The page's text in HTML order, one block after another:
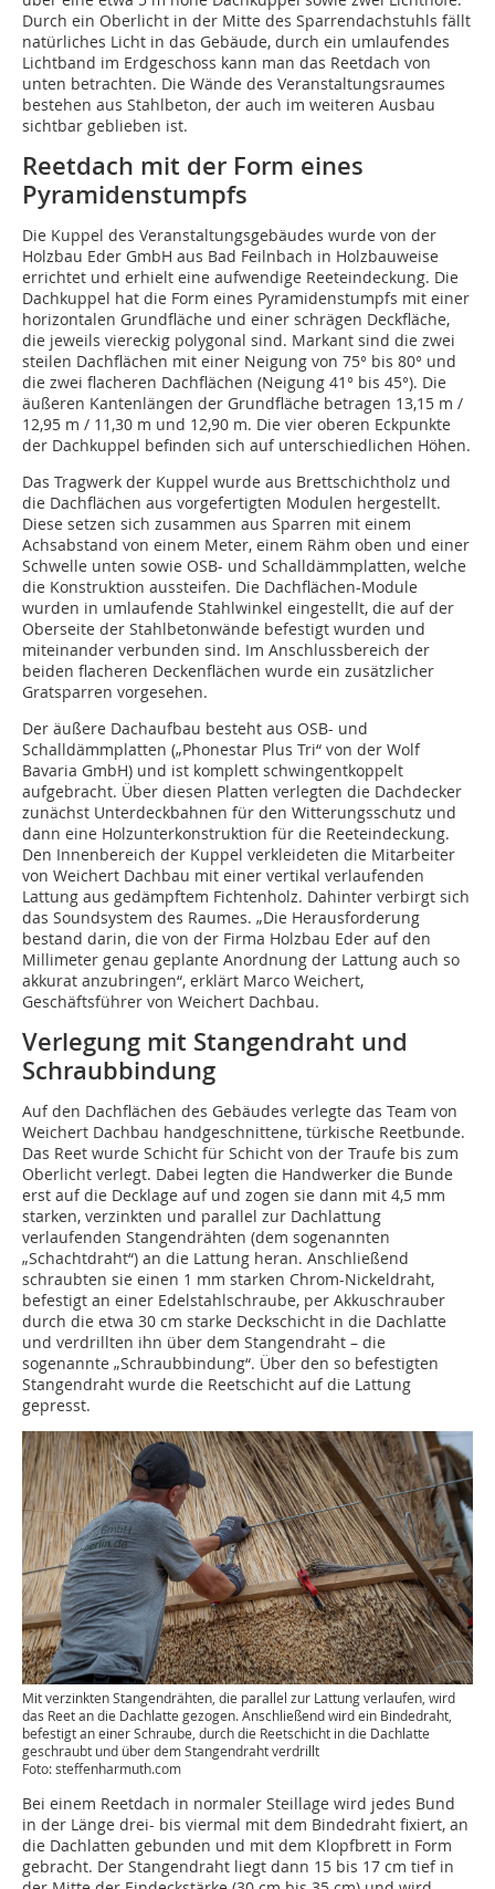
Durch ein Oberlicht in der Mitte des Sparrendachstuhls fällt
natürliches Licht in das Gebäude, durch ein umlaufendes
Lichtband im Erdgeschoss kann man das Reetdach von
unten betrachten. Die Wände des Veranstaltungsraumes
bestehen aus Stahlbeton, der auch im weiteren Ausbau
sichtbar geblieben ist.
Reetdach mit der Form eines
Pyramidenstumpfs
Die Kuppel des Veranstaltungsgebäudes wurde von der
Holzbau Eder GmbH aus Bad Feilnbach in Holzbauweise
errichtet und erhielt eine aufwendige Reeteindeckung. Die
Dachkuppel hat die Form eines Pyramidenstumpfs mit einer
horizontalen Grundfläche und einer schrägen Deckfläche,
die jeweils ­viereckig polygonal sind. Markant sind die zwei
steilen Dachflächen mit einer Neigung von 75° bis 80° und
die zwei flacheren Dachflächen (Neigung 41° bis 45°). Die
äußeren Kantenlängen der Grundfläche betragen 13,15 m /
12,95 m / 11,30 m und 12,90 m. Die vier oberen Eckpunkte
der Dachkuppel befinden sich auf unterschiedlichen Höhen.
Das Tragwerk der Kuppel wurde aus Brettschichtholz und
die Dachflächen aus vorgefertigten Modulen hergestellt.
Diese setzen sich zusammen aus Sparren mit einem
Achsabstand von einem Meter, einem Rähm oben und einer
Schwelle unten sowie OSB- und Schalldämmplatten, welche
die Konstruktion aussteifen. Die Dachflächen-Module
wurden in umlaufende Stahlwinkel eingestellt, die auf der
Oberseite der Stahlbetonwände befestigt wurden und
miteinander verbunden sind. Im Anschlussbereich der
beiden flacheren Deckenflächen wurde ein zusätzlicher
Gratsparren vorgesehen.
Der äußere Dachaufbau besteht aus OSB- und
Schalldämmplatten („Phonestar Plus Tri“ von der Wolf
Bavaria GmbH) und ist komplett schwingentkoppelt
aufgebracht. Über diesen Platten verlegten die Dachdecker
zunächst Unterdeckbahnen für den Witterungsschutz und
dann eine Holzunterkonstruktion für die Reeteindeckung.
Den Innenbereich der Kuppel verkleideten die Mitarbeiter
von Weichert Dachbau mit einer vertikal verlaufenden
Lattung aus gedämpftem Fichtenholz. Dahinter verbirgt sich
das Soundsystem des Raumes. „Die Herausforderung
bestand darin, die von der Firma Holzbau Eder auf den
Millimeter genau geplante Anordnung der Lattung auch so
akkurat anzubringen“, erklärt Marco Weichert,
Geschäftsführer von Weichert Dachbau.
Verlegung mit Stangendraht und
Schraubbindung
Auf den Dachflächen des Gebäudes verlegte das Team von
Weichert Dachbau handgeschnittene, türkische Reetbunde.
Das Reet wurde Schicht für Schicht von der Traufe bis zum
Oberlicht verlegt. Dabei legten die Handwerker die Bunde
erst auf die Decklage auf und zogen sie dann mit 4,5 mm
starken, verzinkten und parallel zur Dachlattung
verlaufenden ­Stangendrähten (dem sogenannten
„Schachtdraht“) an die Lattung heran. Anschließend
schraubten sie einen 1 mm starken Chrom-Nickeldraht,
befestigt an einer Edelstahlschraube, per Akkuschrauber
durch die etwa 30 cm starke Deckschicht in die Dachlatte
und verdrillten ihn über dem Stangendraht – die
sogenannte „Schraubbindung“. Über den so befestigten
Stangendraht wurde die Reetschicht auf die Lattung
gepresst.
Mit verzinkten Stangendrähten, die parallel zur Lattung verlaufen, wird
das Reet an die Dachlatte gezogen. Anschließend wird ein Bindedraht,
befestigt an einer Schraube, durch die Reetschicht in die Dachlatte
geschraubt und über dem Stangendraht verdrillt
Foto: steffenharmuth.com
Bei einem Reetdach in normaler Steillage wird jedes Bund
in der Länge drei- bis viermal mit dem Bindedraht fixiert, an
die Dachlatten gebunden und mit dem Klopfbrett in Form
gebracht. Der Stangendraht liegt dann 15 bis 17 cm tief in